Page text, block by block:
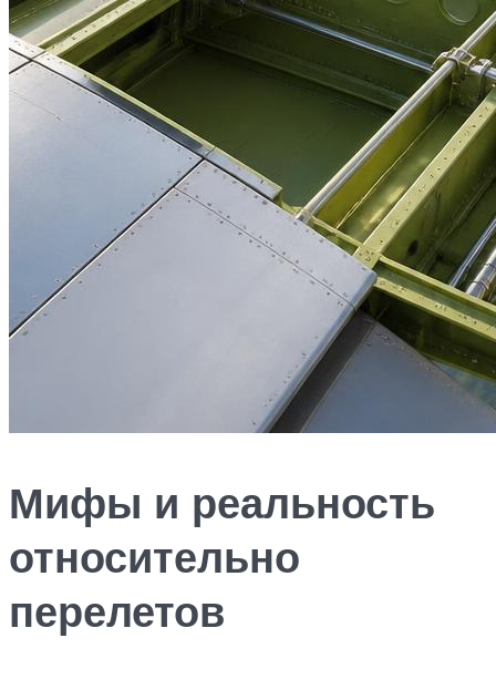
Мифы и реальность
относительно
перелетов